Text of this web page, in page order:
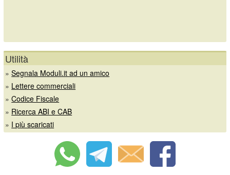
Utilità
»Segnala Moduli.it ad un amico
» Lettere commerciali
»Codice Fiscale
» Ricerca ABI e CAB
» I più scaricati